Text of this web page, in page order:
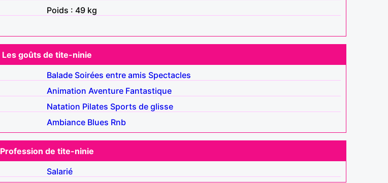
Poids : 49 kg
Les goûts de tite-ninie
Balade Soirées entre amis Spectacles
Animation Aventure Fantastique
Natation Pilates Sports de glisse
Ambiance Blues Rnb
Profession de tite-ninie
Salarié